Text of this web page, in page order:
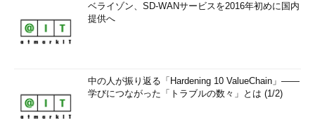
ベライゾン、SD-WANサービスを2016年初めに国内
提供へ
中の人が振り返る「Hardening 10 ValueChain」――
学びにつながった「トラブルの数々」とは (1/2)